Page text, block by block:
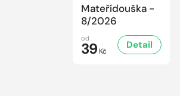
Mateřídouška -
8/2026
od
39 Kč
Detail